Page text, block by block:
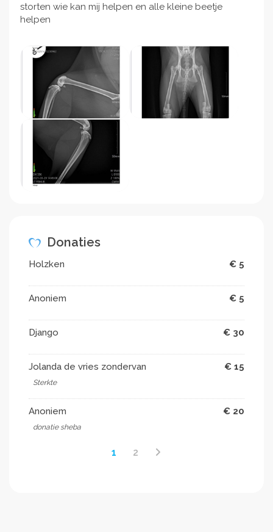
storten wie kan mij helpen en alle kleine beetje
helpen
Donaties
Holzken € 5
Anoniem € 5
Django € 30
Jolanda de vries zondervan € 15
Sterkte
Anoniem € 20
donatie sheba
1 2